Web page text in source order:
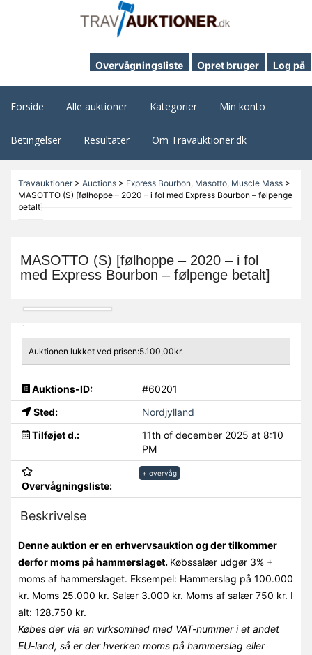
Overvågningsliste Opret bruger Log på
Forside Alle auktioner Kategorier Min konto
Betingelser Resultater Om Travauktioner.dk
Travauktioner> Auctions> Express Bourbon, Masotto, Muscle Mass>
MASOTTO (S) [følhoppe – 2020 – i fol med Express Bourbon – følpenge
betalt]
MASOTTO (S) [følhoppe – 2020 – i fol
med Express Bourbon – følpenge betalt]
Auktionen lukket ved prisen:5.100,00kr.
Auktions-ID:
#60201
Sted:
Nordjylland
Tilføjet d.:
11th of december 2025 at 8:10
PM
Overvågningsliste:
+ overvåg
Beskrivelse
Denne auktion er en erhvervsauktion og der tilkommer
derfor moms på hammerslaget. Købssalær udgør 3% +
moms af hammerslaget. Eksempel: Hammerslag på 100.000
kr. Moms 25.000 kr. Salær 3.000 kr. Moms af salær 750 kr. I
alt: 128.750 kr.
Købes der via en virksomhed med VAT-nummer i et andet
EU-land, så er der hverken moms på hammerslag eller